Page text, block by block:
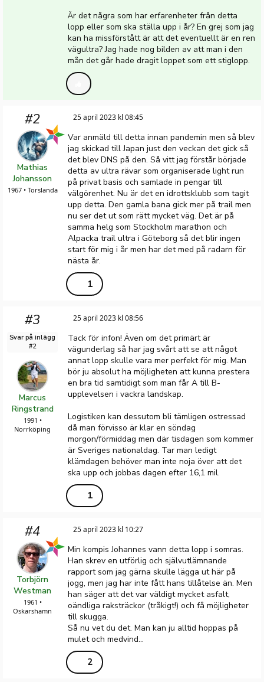
Är det några som har erfarenheter från detta
lopp eller som ska ställa upp i år? En grej som jag
kan ha missförstått är att det eventuellt är en ren
vägultra? Jag hade nog bilden av att man i den
mån det går hade dragit loppet som ett stiglopp.
#2
Mathias
Johansson
1967 • Torslanda
25 april 2023 kl 08:45
Var anmäld till detta innan pandemin men så blev
jag skickad till Japan just den veckan det gick så
det blev DNS på den. Så vitt jag förstår började
detta av ultra rävar som organiserade light run
på privat basis och samlade in pengar till
välgörenhet. Nu är det en idrottsklubb som tagit
upp detta. Den gamla bana gick mer på trail men
nu ser det ut som rätt mycket väg. Det är på
samma helg som Stockholm marathon och
Alpacka trail ultra i Göteborg så det blir ingen
start för mig i år men har det med på radarn för
nästa år.
1
#3
Svar på inlägg
#2
Marcus
Ringstrand
1991 •
Norrköping
25 april 2023 kl 08:56
Tack för infon! Även om det primärt är
vägunderlag så har jag svårt att se att något
annat lopp skulle vara mer perfekt för mig. Man
bör ju absolut ha möjligheten att kunna prestera
en bra tid samtidigt som man får A till B-
upplevelsen i vackra landskap.
Logistiken kan dessutom bli tämligen ostressad
då man förvisso är klar en söndag
morgon/förmiddag men där tisdagen som kommer
är Sveriges nationaldag. Tar man ledigt
klämdagen behöver man inte noja över att det
ska upp och jobbas dagen efter 16,1 mil.
1
#4
Torbjörn
Westman
1961 •
Oskarshamn
25 april 2023 kl 10:27
Min kompis Johannes vann detta lopp i somras.
Han skrev en utförlig och självutlämnande
rapport som jag gärna skulle lägga ut här på
jogg, men jag har inte fått hans tillåtelse än. Men
han säger att det var väldigt mycket asfalt,
oändliga raksträckor (tråkigt!) och få möjligheter
till skugga.
Så nu vet du det. Man kan ju alltid hoppas på
mulet och medvind...
2